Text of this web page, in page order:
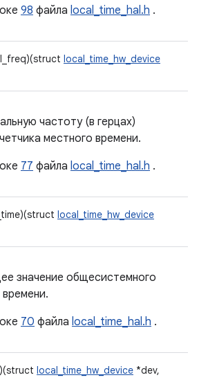
98 файла local_time_hal.h .
local_time_hw_device
частоту (в герцах)
местного времени.
77 файла local_time_hal.h .
local_time_hw_device
значение общесистемного
70 файла local_time_hal.h .
local_time_hw_device *dev,